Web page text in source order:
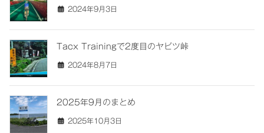
2024年9月3日
Tacx Trainingで2度目のヤビツ峠
2024年8月7日
2025年9月のまとめ
2025年10月3日